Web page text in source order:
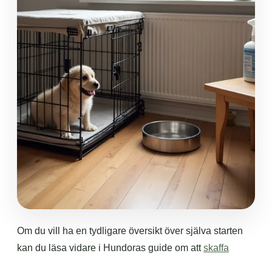
Om du vill ha en tydligare översikt över själva starten
kan du läsa vidare i Hundoras guide om attskaffa